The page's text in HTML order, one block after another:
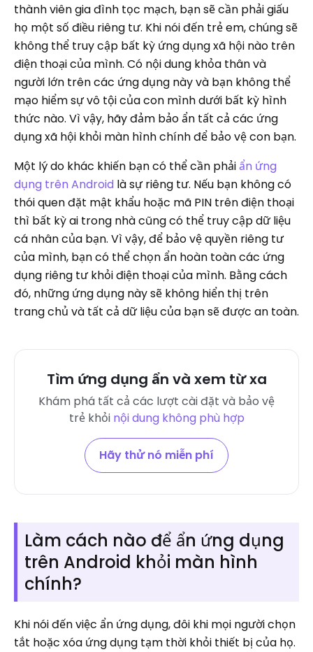
thành viên gia đình tọc mạch, bạn sẽ cần phải giấu
họ một số điều riêng tư. Khi nói đến trẻ em, chúng sẽ
không thể truy cập bất kỳ ứng dụng xã hội nào trên
điện thoại của mình. Có nội dung khỏa thân và
người lớn trên các ứng dụng này và bạn không thể
mạo hiểm sự vô tội của con mình dưới bất kỳ hình
thức nào. Vì vậy, hãy đảm bảo ẩn tất cả các ứng
dụng xã hội khỏi màn hình chính để bảo vệ con bạn.
Một lý do khác khiến bạn có thể cần phảiẩn ứng
dụng trên Android là sự riêng tư. Nếu bạn không có
thói quen đặt mật khẩu hoặc mã PIN trên điện thoại
thì bất kỳ ai trong nhà cũng có thể truy cập dữ liệu
cá nhân của bạn. Vì vậy, để bảo vệ quyền riêng tư
của mình, bạn có thể chọn ẩn hoàn toàn các ứng
dụng riêng tư khỏi điện thoại của mình. Bằng cách
đó, những ứng dụng này sẽ không hiển thị trên
trang chủ và tất cả dữ liệu của bạn sẽ được an toàn.
Tìm ứng dụng ẩn và xem từ xa
Khám phá tất cả các lượt cài đặt và bảo vệ
trẻ khỏi nội dung không phù hợp
Hãy thử nó miễn phí
Làm cách nào để ẩn ứng dụng
trên Android khỏi màn hình
chính?
Khi nói đến việc ẩn ứng dụng, đôi khi mọi người chọn
tắt hoặc xóa ứng dụng tạm thời khỏi thiết bị của họ.